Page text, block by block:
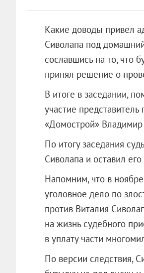
Какие доводы привел
Сиволапа под
сославшись на то, что
принял решение о
В итоге в заседании,
участие
«Домострой»Владимир
По итогу заседания
Сиволапа и оставил
Напомним, что в
уголовное дело по
против Виталия
на жизнь судебного
в уплату части
По версии следствия,